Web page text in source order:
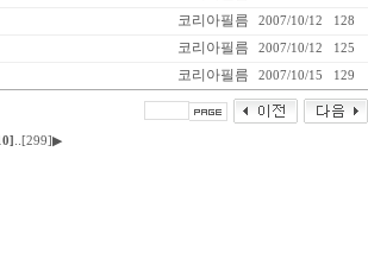
코리아필름 2007/10/12 128
코리아필름 2007/10/12 125
코리아필름 2007/10/15 129
..[299]▶